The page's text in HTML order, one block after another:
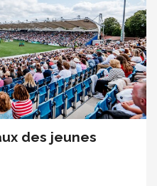
des jeunes